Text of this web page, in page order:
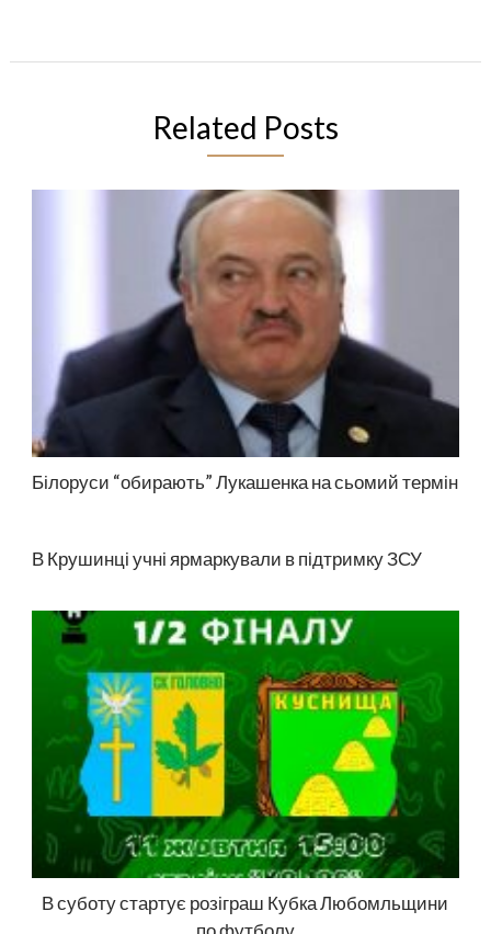
Related Posts
Білоруси “обирають” Лукашенка на сьомий термін
В Крушинці учні ярмаркували в підтримку ЗСУ
В суботу стартує розіграш Кубка Любомльщини